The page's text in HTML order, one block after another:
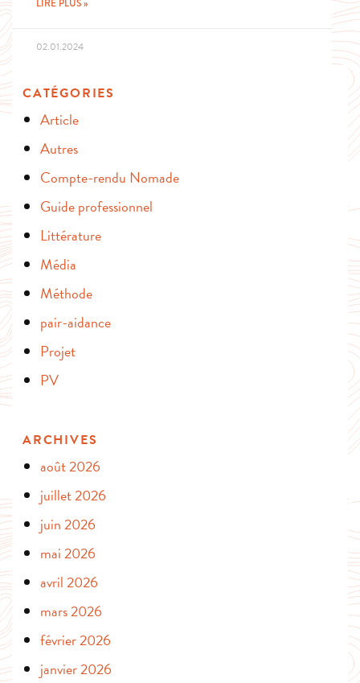
LIRE PLUS »
02.01.2024
CATÉGORIES
Article
Autres
Compte-rendu Nomade
Guide professionnel
Littérature
Média
Méthode
pair-aidance
Projet
PV
ARCHIVES
août 2026
juillet 2026
juin 2026
mai 2026
avril 2026
mars 2026
février 2026
janvier 2026